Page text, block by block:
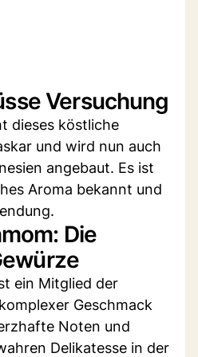
Versuchung
dieses köstliche
und wird nun auch
angebaut. Es ist
Aroma bekannt und
Die
ein Mitglied der
Geschmack
Noten und
Delikatesse in der